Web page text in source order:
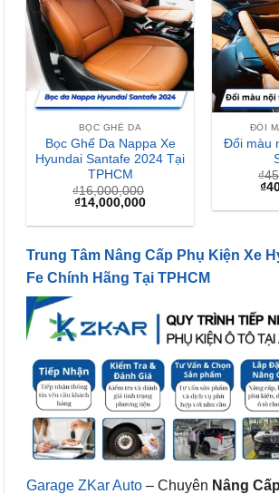
BỌC GHẾ DA
Bọc Ghế Da Nappa Xe
Hyundai Santafe 2024 Tại
TPHCM
₫16,000,000
Giá
là:
₫14,000,000Giá
tại
₫14,000,000.
ĐỔI
Đổi màu
₫
Giá
là:
₫
Trung Tâm Nâng Cấp Phụ Kiện Xe
Fe Chính Hãng Tại TPHCM
Garage ZKar Auto – Chuyên Nâng